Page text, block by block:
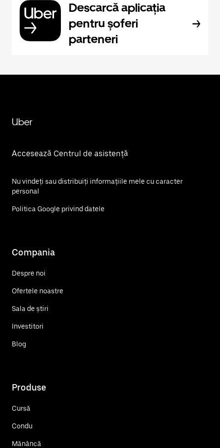
Descarcă aplicația
pentru șoferi
parteneri
Uber
Accesează Centrul de asistență
Nu vindeți sau distribuiți informațiile mele cu caracter
personal
Politica Google privind datele
Compania
Despre noi
Ofertele noastre
Sala de știri
Investitori
Blog
Produse
Cursă
Condu
Mănâncă